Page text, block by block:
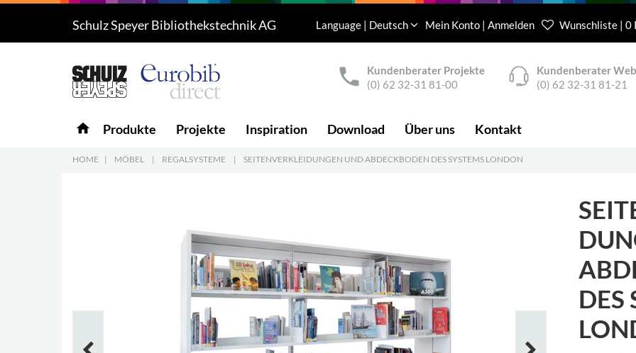
5
Produkte
Schulz Speyer Bibliothekstechnik AG Language | Deutsch Mein Konto | Anmelden Wunschliste | 0
Kundenberater Projekte
(0) 62 32-31 81-00
Kundenberater
(0) 62 32-31 81-21
home Produkte Projekte Inspiration Download Über uns Kontakt
HOME | MÖBEL | REGALSYSTEME | SEITENVERKLEIDUNGEN UND ABDECKBODEN DES SYSTEMS LONDON
DES